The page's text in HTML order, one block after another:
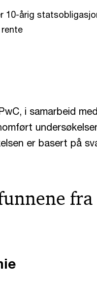
10-årig
i samarbeid
er basert på
fra